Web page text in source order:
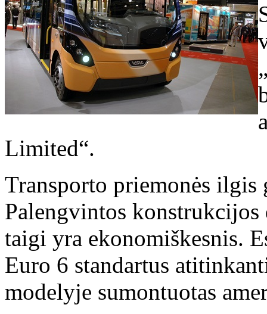
Limited“.
Transporto priemonės
Palengvintos konstrukcijos
taigi yra ekonomiškesnis.
Euro 6 standartus
modelyje sumontuotas